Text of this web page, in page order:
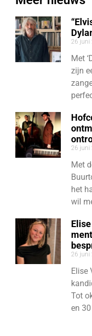
26 juni
Met
zijn
26 juni
Met
het
wil
26 juni
Elise
Tot
en